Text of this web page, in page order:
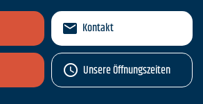
Kontakt
Unsere Öffnungszeiten